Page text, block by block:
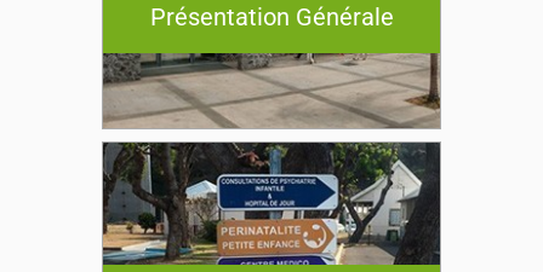
Présentation Générale